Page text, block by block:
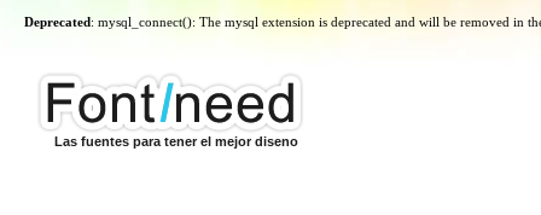
Deprecated: mysql_connect(): The mysql extension is deprecated and will be removed in
Las fuentes para tener el mejor diseno